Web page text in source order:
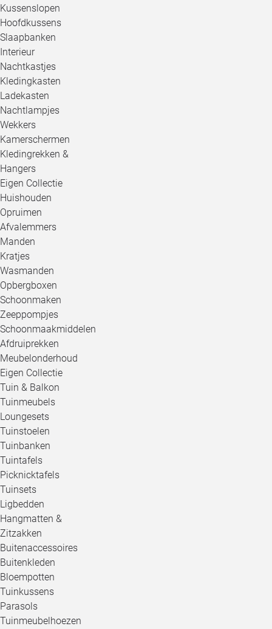
Kussenslopen
Hoofdkussens
Slaapbanken
Interieur
Nachtkastjes
Kledingkasten
Ladekasten
Nachtlampjes
Wekkers
Kamerschermen
Kledingrekken &
Hangers
Eigen Collectie
Huishouden
Opruimen
Afvalemmers
Manden
Kratjes
Wasmanden
Opbergboxen
Schoonmaken
Zeeppompjes
Schoonmaakmiddelen
Afdruiprekken
Meubelonderhoud
Eigen Collectie
Tuin & Balkon
Tuinmeubels
Loungesets
Tuinstoelen
Tuinbanken
Tuintafels
Picknicktafels
Tuinsets
Ligbedden
Hangmatten &
Zitzakken
Buitenaccessoires
Buitenkleden
Bloempotten
Tuinkussens
Parasols
Tuinmeubelhoezen